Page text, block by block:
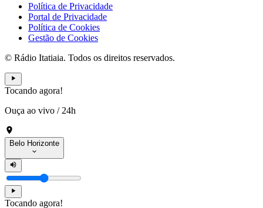
Política de Privacidade
Portal de Privacidade
Política de Cookies
Gestão de Cookies
© Rádio Itatiaia. Todos os direitos reservados.
Tocando agora!
Ouça ao vivo / 24h
Belo Horizonte
Tocando agora!